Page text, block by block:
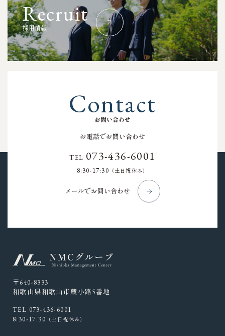
採用情報
Recruit
お問い合わせ
Contact
お電話でお問い合わせ
TEL 073-436-6001
8:30-17:30 （土日祝休み）
メールでお問い合わせ
〒640-8333
和歌山県和歌山市蔵小路5番地
TEL 073-436-6001
8:30-17:30 （土日祝休み）